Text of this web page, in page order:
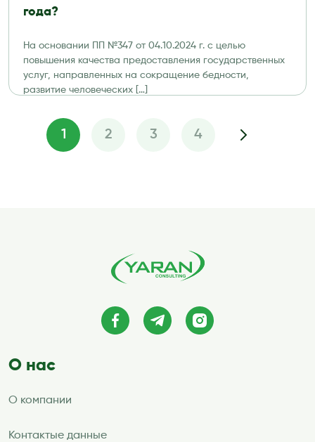
года?
На основании ПП №347 от 04.10.2024 г. с целью
повышения качества предоставления государственных
услуг, направленных на сокращение бедности,
развитие человеческих […]
Пагинация
1 2 3 4
О нас
О компании
Контактые данные